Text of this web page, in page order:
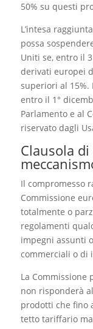
50% su questi
L’intesa
possa
Uniti se, entro il
derivati europei
superiori al
entro il 1°
Parlamento e al
riservato dagli
Clausola
Il compromesso
Commissione
totalmente o
regolamenti
impegni assunti
commerciali o di
La
non risponderà
prodotti che fino
tetto tariffario